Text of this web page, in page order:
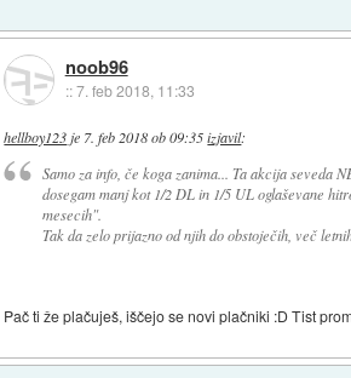
noob96
::7. feb 2018, 11:33
hellboy123 je 7. feb 2018 ob 09:35 izjavil:
Samo za info, če koga zanima... Ta akcija seveda
dosegam manj kot 1/2 DL in 1/5 UL oglaševane
mesecih".
Tak da zelo prijazno od njih do obstoječih, več
Pač ti že plačuješ, iščejo se novi plačniki :D Tist